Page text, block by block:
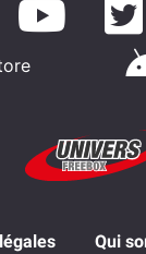
Qui